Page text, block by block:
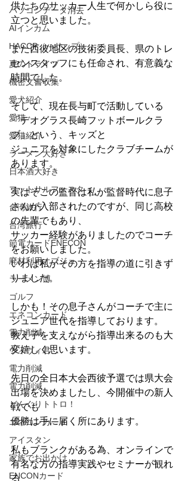
パソコンデータ消去
AIインカム
HACCP（ハサップ）
夏のドライブ
機密文書収集
愛犬紹介
愛猫
愛猫紹介
ラーメン大好き
日本酒大好き
フットサルフェスタ
台湾旅行
台湾旅行
節電カードENECON
廃材利用オブジェ
ラーメン博
ゴルフ
エネコンカード
電力削減
ヴィヴィ君
電力削減
電力削減
どんぐりトトロ！
エネコンカード
アイスタン
家族でお出かけ
ENCONカード
供たちのサッカー人生で何かしら役に
立つと思いました。
また西彼地区の技術委員長、県のトレ
センスタッフにも任命され、有意義な
時間でした。
そして、現在長与町で活動している
「デオグラス長崎フットボールクラ
ブ」という、キッズと
ジュニアを対象にしたクラブチームが
あります。
実はそこの監督は私が監督時代に息子
さんが入部されたのですが、同じ高校
の先輩でもあり、
サッカー経験がありましたのでコーチ
をお願いしました。
いわば私がその方を指導の道に引きず
りました。
しかも！その息子さんがコーチで主に
ジュニア世代を指導しております。
教え子を支えながら指導出来るのも大
変嬉しく思います。
先日の全日本大会西彼予選では県大会
出場を決めましたし、今開催中の新人
戦でも
優勝は手に届く所にあります。
私もブランクがある為、オンラインで
有名な方の指導実践やセミナーが観れ
る